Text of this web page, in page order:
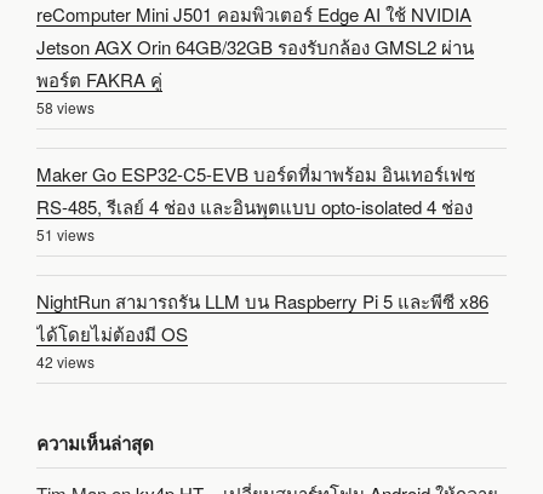
reComputer Mini J501 คอมพิวเตอร์ Edge AI ใช้ NVIDIA
Jetson AGX Orin 64GB/32GB รองรับกล้อง GMSL2 ผ่าน
พอร์ต FAKRA คู่
58 views
Maker Go ESP32-C5-EVB บอร์ดที่มาพร้อม อินเทอร์เฟซ
RS-485, รีเลย์ 4 ช่อง และอินพุตแบบ opto-isolated 4 ช่อง
51 views
NightRun สามารถรัน LLM บน Raspberry Pi 5 และพีซี x86
ได้โดยไม่ต้องมี OS
42 views
ความเห็นล่าสุด